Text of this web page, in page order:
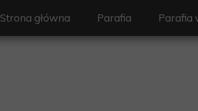
Strona główna Parafia Parafia